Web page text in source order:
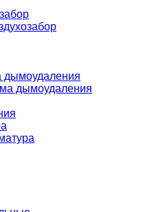
дымоудаления
дымоудаления